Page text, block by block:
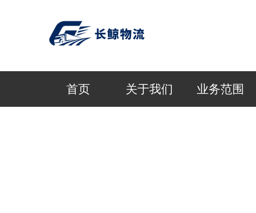
首页 关于我们 业务范围